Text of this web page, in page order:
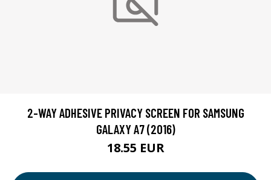
2-WAY ADHESIVE PRIVACY SCREEN FOR SAMSUNG
GALAXY A7 (2016)
18.55 EUR